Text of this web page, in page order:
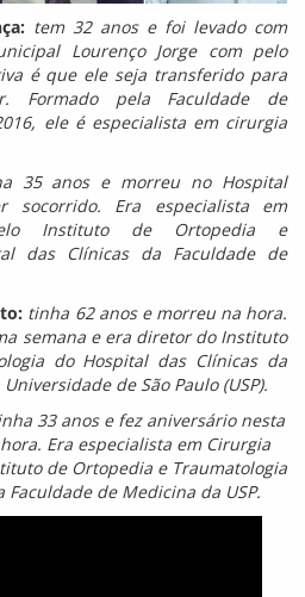
tem 32 anos e foi levado com
Lourenço Jorge com pelo
é que ele seja transferido para
Formado pela Faculdade de
ele é especialista em cirurgia
35 anos e morreu no Hospital
socorrido. Era especialista em
Instituto de Ortopedia e
das Clínicas da Faculdade de
tinha 62 anos e morreu na hora.
semana e era diretor do Instituto
do Hospital das Clínicas da
de São Paulo (USP).
33 anos e fez aniversário nesta
Era especialista em Cirurgia
de Ortopedia e Traumatologia
de Medicina da USP.